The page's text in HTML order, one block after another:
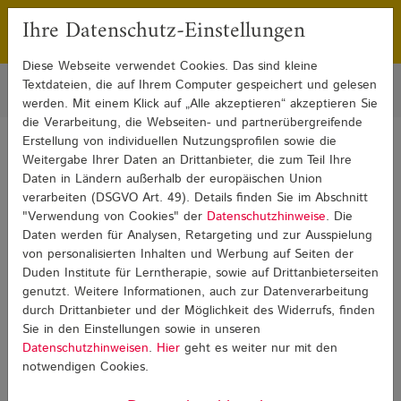
Franchising
Sie sind hier:
Blog
Lese-Rechtschreib-Schwäche Lese-Rechtschreib-Schwäche Detail
Lese-Rechtschreib-Schwäche
Ihre Datenschutz-Einstellungen
Diese Webseite verwendet Cookies. Das sind kleine
Textdateien, die auf Ihrem Computer gespeichert und gelesen
werden. Mit einem Klick auf „Alle akzeptieren“ akzeptieren Sie
die Verarbeitung, die Webseiten- und partnerübergreifende
Erstellung von individuellen Nutzungsprofilen sowie die
Weitergabe Ihrer Daten an Drittanbieter, die zum Teil Ihre
Daten in Ländern außerhalb der europäischen Union
verarbeiten (DSGVO Art. 49). Details finden Sie im Abschnitt
"Verwendung von Cookies" der Datenschutzhinweise. Die
Daten werden für Analysen, Retargeting und zur Ausspielung
von personalisierten Inhalten und Werbung auf Seiten der
Duden Institute für Lerntherapie, sowie auf Drittanbieterseiten
genutzt. Weitere Informationen, auch zur Datenverarbeitung
durch Drittanbieter und der Möglichkeit des Widerrufs, finden
Sie in den Einstellungen sowie in unseren
Datenschutzhinweisen. Hier geht es weiter nur mit den
notwendigen Cookies.